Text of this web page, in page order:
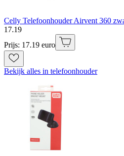
Celly Telefoonhouder Airvent 360
17.19
Prijs: 17.19 euro
Bekijk alles in telefoonhouder